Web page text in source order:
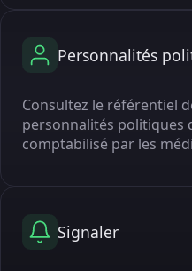
Personnalités
Consultez le référentiel
personnalités politiques
comptabilisé par les
Signaler